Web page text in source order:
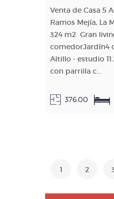
Venta de Casa 5
Ramos Mejía, La
324 m2 Gran
comedorJardín4
Altillo - estudio
con parrilla c...
376.00
1 2